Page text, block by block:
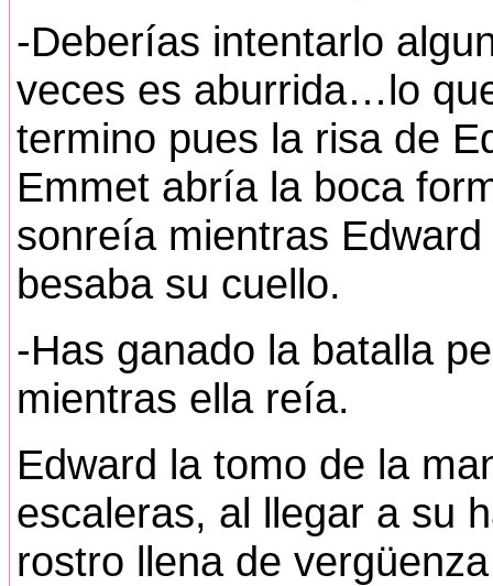
-Deberías intentarlo
veces es aburrida…lo
termino pues la risa de
Emmet abría la boca
sonreía mientras
besaba su cuello.
-Has ganado la batalla
mientras ella reía.
Edward la tomo de la
escaleras, al llegar a su
rostro llena de